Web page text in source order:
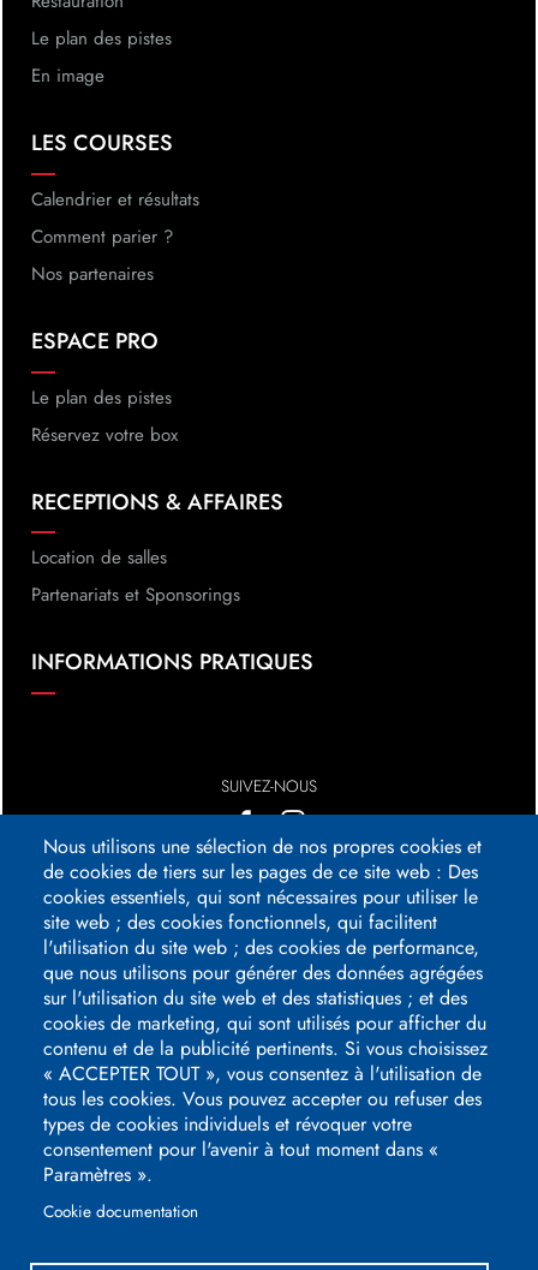
3, avenue du Président Kennedy
+33 (0)3 26 08 65 29
Le plan des pistes
En image
LES COURSES
Calendrier et résultats
Comment parier ?
Nos partenaires
ESPACE PRO
Le plan des pistes
Réservez votre box
RECEPTIONS & AFFAIRES
Location de salles
Partenariats et Sponsorings
INFORMATIONS PRATIQUES
SUIVEZ-NOUS
Logos
pied
page
Nous utilisons une sélection de nos propres cookies et
de cookies de tiers sur les pages de ce site web : Des
cookies essentiels, qui sont nécessaires pour utiliser le
site web ; des cookies fonctionnels, qui facilitent
l'utilisation du site web ; des cookies de performance,
que nous utilisons pour générer des données agrégées
sur l'utilisation du site web et des statistiques ; et des
cookies de marketing, qui sont utilisés pour afficher du
contenu et de la publicité pertinents. Si vous choisissez
« ACCEPTER TOUT », vous consentez à l'utilisation de
tous les cookies. Vous pouvez accepter ou refuser des
types de cookies individuels et révoquer votre
consentement pour l'avenir à tout moment dans «
Paramètres ».
Cookie documentation